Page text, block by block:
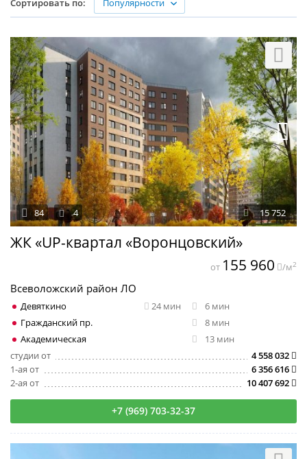
Сортировать по: Популярности
ЖК «UP-квартал «Воронцовский»
15 752
84 4
Всеволожский район ЛО
Девяткино 24 мин
6 мин
Гражданский пр.
8 мин
Академическая
13 мин
студии от
4 558 032
1-ая от
6 356 616
2-ая от
10 407 692
от 155 960 /м2
+7 (969) 703-32-37